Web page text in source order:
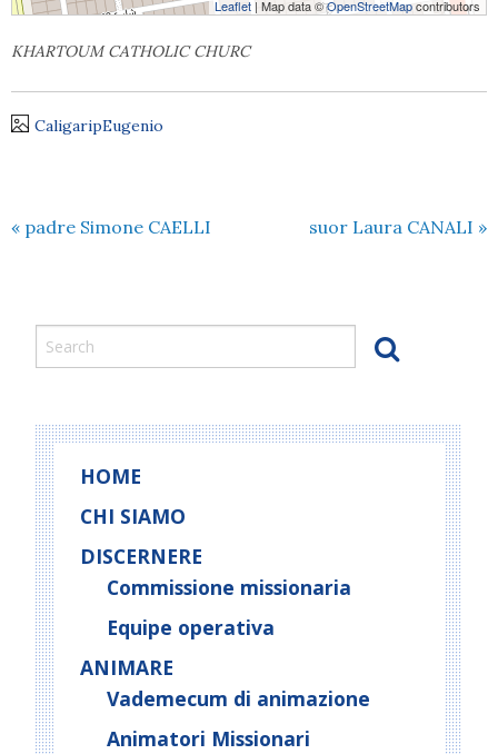
Leaflet | Map data ©OpenStreetMapcontributors
KHARTOUM CATHOLIC CHURC
CaligaripEugenio
« padre Simone CAELLI suor Laura CANALI »
HOME
CHI SIAMO
DISCERNERE
Commissione missionaria
Equipe operativa
ANIMARE
Vademecum di animazione
Animatori Missionari